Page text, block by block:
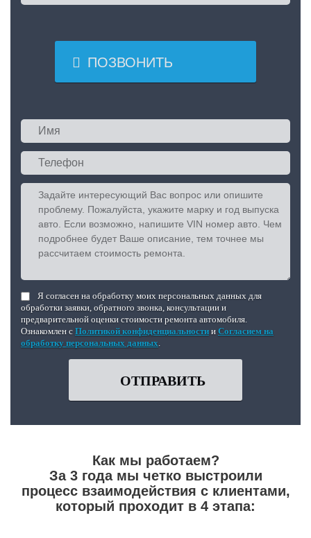
 ПОЗВОНИТЬ
Я согласен на обработку моих персональных данных для
обработки заявки, обратного звонка, консультации и
предварительной оценки стоимости ремонта автомобиля.
Ознакомлен с Политикой конфиденциальности и Согласием на
обработку персональных данных.
ОТПРАВИТЬ
Как мы работаем?
За 3 года мы четко выстроили
процесс взаимодействия с клиентами,
который проходит в 4 этапа: